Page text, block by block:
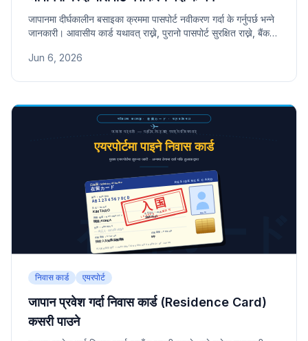
जापानमा दीर्घकालीन बसाइका क्रममा पासपोर्ट नवीकरण गर्दा के गर्नुपर्छ भन्ने
जानकारी। आवासीय कार्ड यथावत् राख्ने, पुरानो पासपोर्ट सुरक्षित राख्ने, बैंक
Jun 6, 2026
निवास कार्ड एयरपोर्ट
जापान प्रवेश गर्दा निवास कार्ड (Residence Card)
कसरी पाउने